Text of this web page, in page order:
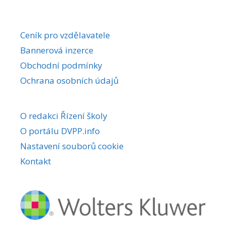
Ceník pro vzdělavatele
Bannerová inzerce
Obchodní podmínky
Ochrana osobních údajů
O redakci Řízení školy
O portálu DVPP.info
Nastavení souborů cookie
Kontakt